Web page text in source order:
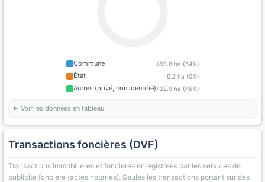
Commune 498.8 ha (54%)
État 0.2 ha (0%)
Autres (privé, non identifié)422.9 ha (46%)
Voir les données en tableau
Transactions foncières (DVF)
Transactions immobilieres et foncieres enregistrees par les services de
publicite fonciere (actes notaries). Seules les transactions portant sur des